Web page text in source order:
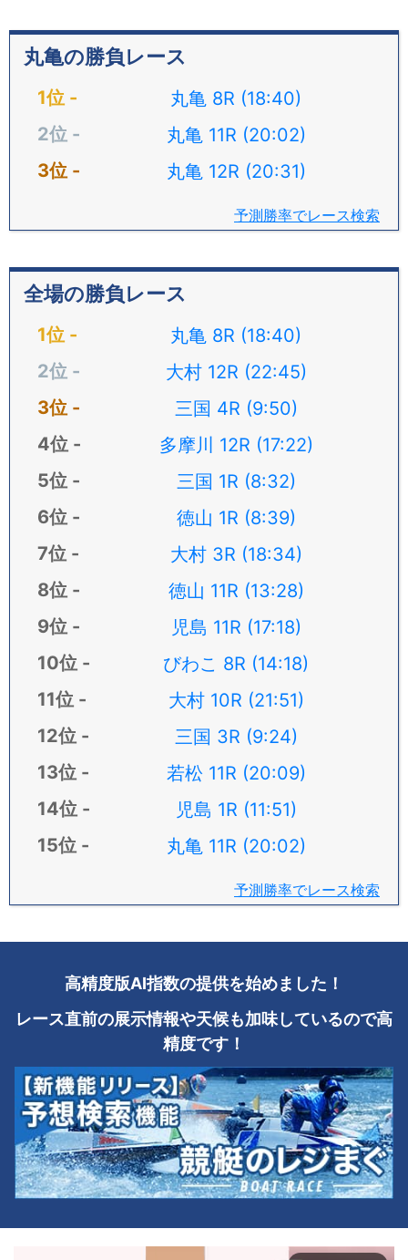
丸亀の勝負レース
丸亀 8R (18:40)
丸亀 11R (20:02)
丸亀 12R (20:31)
予測勝率でレース検索
全場の勝負レース
丸亀 8R (18:40)
大村 12R (22:45)
三国 4R (9:50)
多摩川 12R (17:22)
三国 1R (8:32)
徳山 1R (8:39)
大村 3R (18:34)
徳山 11R (13:28)
児島 11R (17:18)
びわこ 8R (14:18)
大村 10R (21:51)
三国 3R (9:24)
若松 11R (20:09)
児島 1R (11:51)
丸亀 11R (20:02)
予測勝率でレース検索
高精度版AI指数の提供を始めました！
レース直前の展示情報や天候も加味しているので高
精度です！